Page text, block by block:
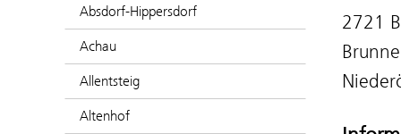
Absdorf-Hippersdorf
Achau
Allentsteig
Altenhof
2721